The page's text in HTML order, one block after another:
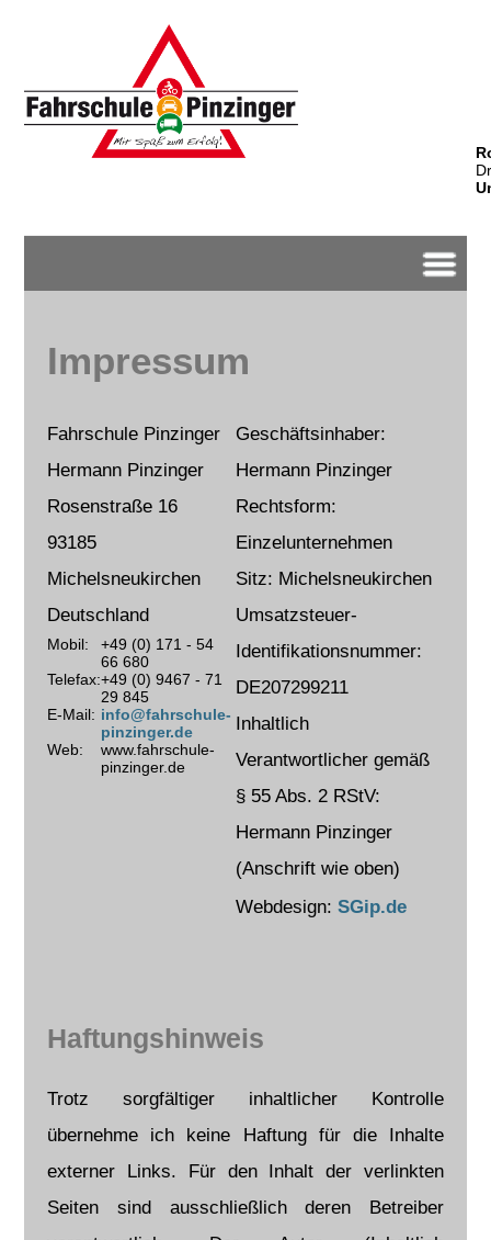
Unsere Standorte
Unser Unterricht
Motorrad
Landwirtschaft
Impressum
Datenschutz
Impressum
Fahrschule Pinzinger
Hermann Pinzinger
Rosenstraße 16
93185
Michelsneukirchen
Deutschland
Mobil:
+49 (0) 171 - 54
66 680
Telefax:+49 (0) 9467 - 71
29 845
E-Mail: info@fahrschule-
pinzinger.de
Web:
www.fahrschule-
pinzinger.de
Geschäftsinhaber:
Hermann Pinzinger
Rechtsform:
Einzelunternehmen
Sitz: Michelsneukirchen
Umsatzsteuer-
Identifikationsnummer:
DE207299211
Inhaltlich
Verantwortlicher gemäß
§ 55 Abs. 2 RStV:
Hermann Pinzinger
(Anschrift wie oben)
Webdesign: SGip.de
Haftungshinweis
Trotz sorgfältiger inhaltlicher Kontrolle
übernehme ich keine Haftung für die Inhalte
externer Links. Für den Inhalt der verlinkten
Seiten sind ausschließlich deren Betreiber